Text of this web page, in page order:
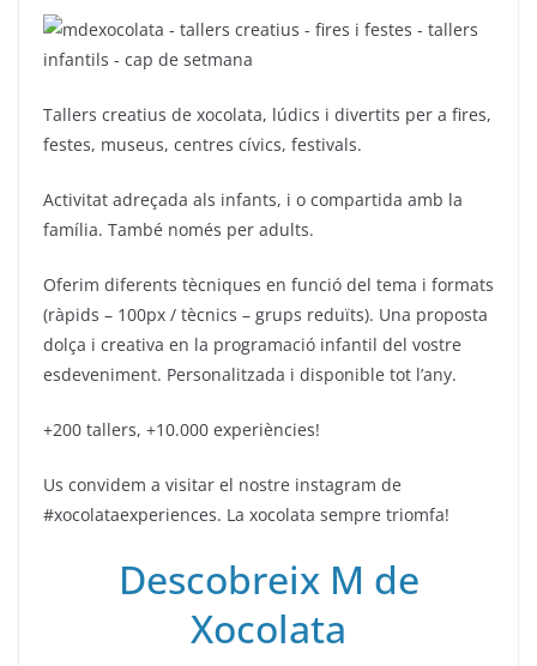
Tallers creatius de xocolata, lúdics i divertits per a fires,
festes, museus, centres cívics, festivals.
Activitat adreçada als infants, i o compartida amb la
família. També només per adults.
Oferim diferents tècniques en funció del tema i formats
(ràpids – 100px / tècnics – grups reduïts). Una proposta
dolça i creativa en la programació infantil del vostre
esdeveniment. Personalitzada i disponible tot l’any.
+200 tallers, +10.000 experiències!
Us convidem a visitar el nostre instagram de
#xocolataexperiences. La xocolata sempre triomfa!
Descobreix M de
Xocolata